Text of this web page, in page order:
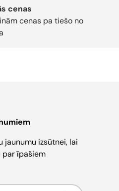
cenas
cenas pa tiešo no
jaunumu izsūtnei, lai
par īpašiem